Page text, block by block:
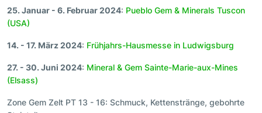
25. Januar - 6. Februar 2024: Pueblo Gem & Minerals Tuscon
(USA)
14. - 17. März 2024: Frühjahrs-Hausmesse in Ludwigsburg
27. - 30. Juni 2024: Mineral & Gem Sainte-Marie-aux-Mines
(Elsass)
Zone Gem Zelt PT 13 - 16: Schmuck, Kettenstränge, gebohrte